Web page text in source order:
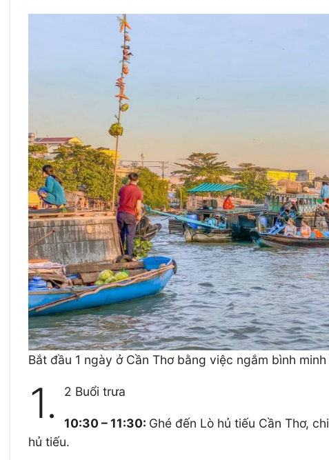
Bắt đầu 1 ngày ở Cần Thơ bằng việc ngắm bình
1. 2 Buổi trưa
10:30 – 11:30: Ghé đến Lò hủ tiếu Cần Thơ,
hủ tiếu.